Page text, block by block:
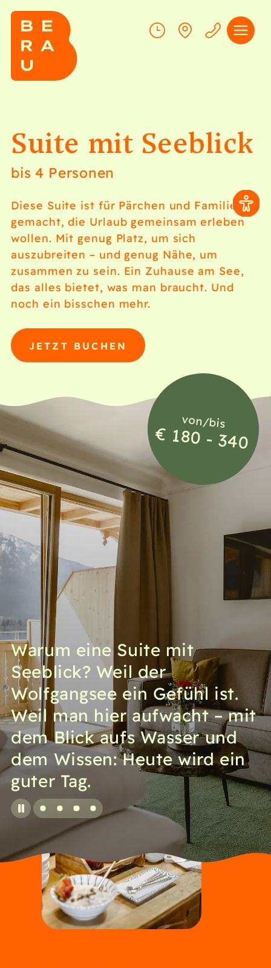
Suite mit Seeblick
bis 4 Personen
Diese Suite ist für Pärchen und Familien
gemacht, die Urlaub gemeinsam erleben
wollen. Mit genug Platz, um sich
auszubreiten – und genug Nähe, um
zusammen zu sein. Ein Zuhause am See,
das alles bietet, was man braucht. Und
noch ein bisschen mehr.
JETZT BUCHEN
von/bis
€ 180 - 340
Warum eine Suite mit
Seeblick? Weil der
Wolfgangsee ein Gefühl ist.
Weil man hier aufwacht – mit
dem Blick aufs Wasser und
dem Wissen: Heute wird ein
guter Tag.